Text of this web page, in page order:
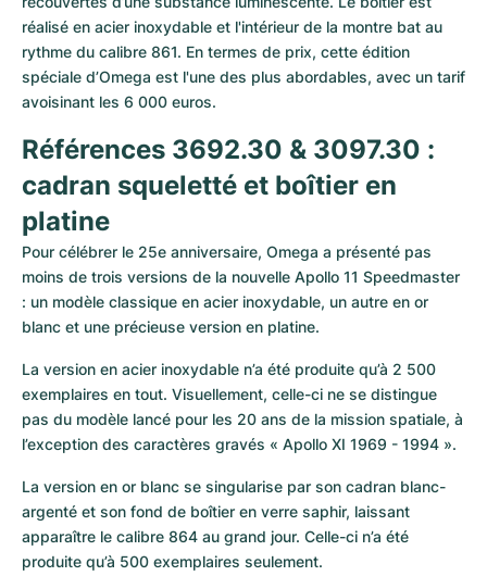
réalisé en acier inoxydable et l'intérieur de la montre bat au
rythme du calibre 861. En termes de prix, cette édition
spéciale d’Omega est l'une des plus abordables, avec un tarif
avoisinant les 6 000 euros.
Références 3692.30 & 3097.30 :
cadran squeletté et boîtier en
platine
Pour célébrer le 25e anniversaire, Omega a présenté pas
moins de trois versions de la nouvelle Apollo 11 Speedmaster
: un modèle classique en acier inoxydable, un autre en or
blanc et une précieuse version en platine.
La version en acier inoxydable n’a été produite qu’à 2 500
exemplaires en tout. Visuellement, celle-ci ne se distingue
pas du modèle lancé pour les 20 ans de la mission spatiale, à
l’exception des caractères gravés « Apollo XI 1969 - 1994 ».
La version en or blanc se singularise par son cadran blanc-
argenté et son fond de boîtier en verre saphir, laissant
apparaître le calibre 864 au grand jour. Celle-ci n’a été
produite qu’à 500 exemplaires seulement.